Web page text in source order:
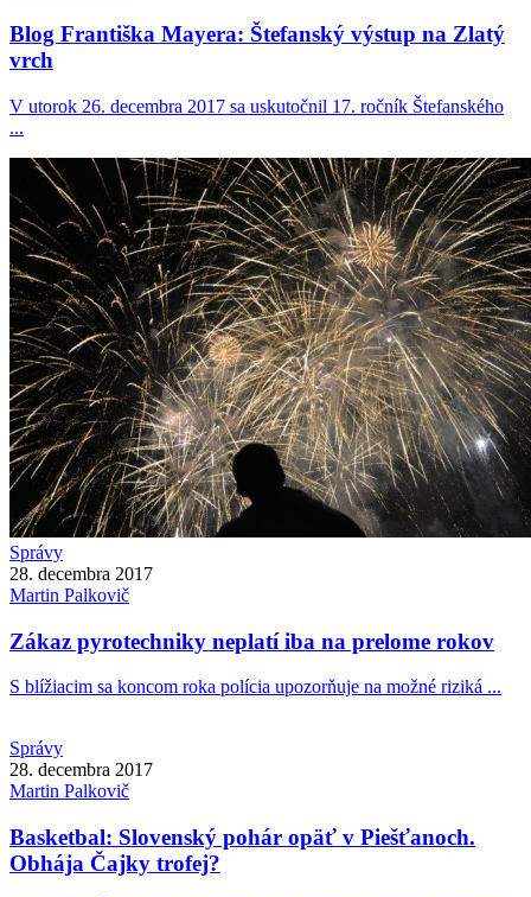
Blog Františka Mayera: Štefanský výstup na Zlatý
vrch
V utorok 26. decembra 2017 sa uskutočnil 17. ročník Štefanského
...
Správy
28. decembra 2017
Martin Palkovič
Zákaz pyrotechniky neplatí iba na prelome rokov
S blížiacim sa koncom roka polícia upozorňuje na možné riziká ...
Správy
28. decembra 2017
Martin Palkovič
Basketbal: Slovenský pohár opäť v Piešťanoch.
Obhája Čajky trofej?